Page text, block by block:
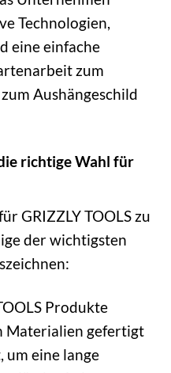
Technologien,
eine einfache
zum
Aushängeschild
richtige Wahl für
GRIZZLY TOOLS zu
der wichtigsten
Produkte
Materialien gefertigt
eine lange